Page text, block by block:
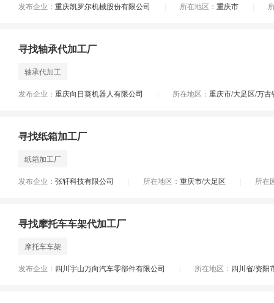
发布企业： 重庆凯罗尔机械股份有限公司 所在地区： 重庆市
寻找轴承代加工厂
轴承代加工
发布企业： 重庆向日葵机器人有限公司 所在地区： 重庆市/大足区/万古
寻找纸箱加工厂
纸箱加工厂
发布企业： 张轩科技有限公司 所在地区： 重庆市/大足区 所在
寻找摩托车车架代加工厂
摩托车车架
发布企业： 四川宇山万向汽车零部件有限公司 所在地区： 四川省/资阳